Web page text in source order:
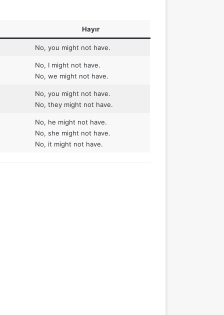
Hayır
No, you might not have.
No, I might not have.
No, we might not have.
No, you might not have.
No, they might not have.
No, he might not have.
No, she might not have.
No, it might not have.